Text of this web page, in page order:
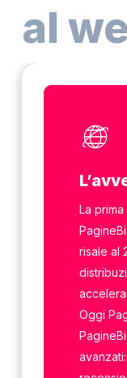
al
La
risale al
Oggi